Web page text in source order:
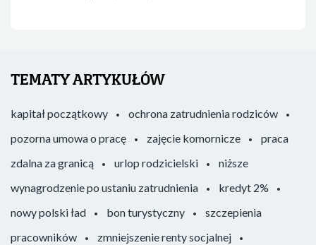
TEMATY ARTYKUŁÓW
kapitał początkowy
ochrona zatrudnienia rodziców
pozorna umowa o pracę
zajęcie komornicze
praca
zdalna za granicą
urlop rodzicielski
niższe
wynagrodzenie po ustaniu zatrudnienia
kredyt 2%
nowy polski ład
bon turystyczny
szczepienia
pracowników
zmniejszenie renty socjalnej